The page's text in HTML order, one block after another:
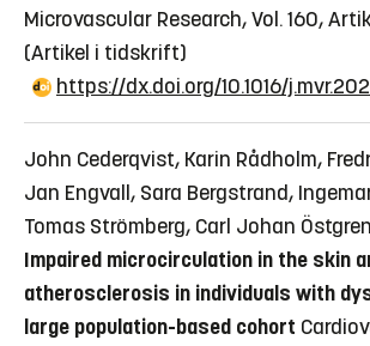
Microvascular Research, Vol. 160,
(Artikel i tidskrift)
https://dx.doi.org/10.1016/
John Cederqvist, Karin Rådholm,
Jan Engvall, Sara Bergstrand,
Tomas Strömberg, Carl Johan
Impaired microcirculation in the skin
atherosclerosis in individuals with
large population-based cohort